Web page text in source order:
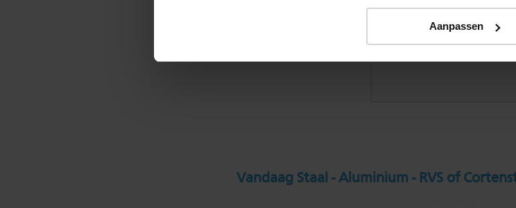
Aanpassen
Vandaag Staal - Aluminium - RVS of